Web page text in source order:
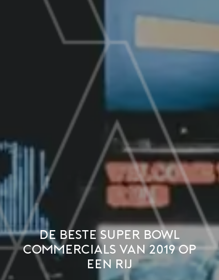
De beste Super Bowl
commercials van 2019 op
een rij